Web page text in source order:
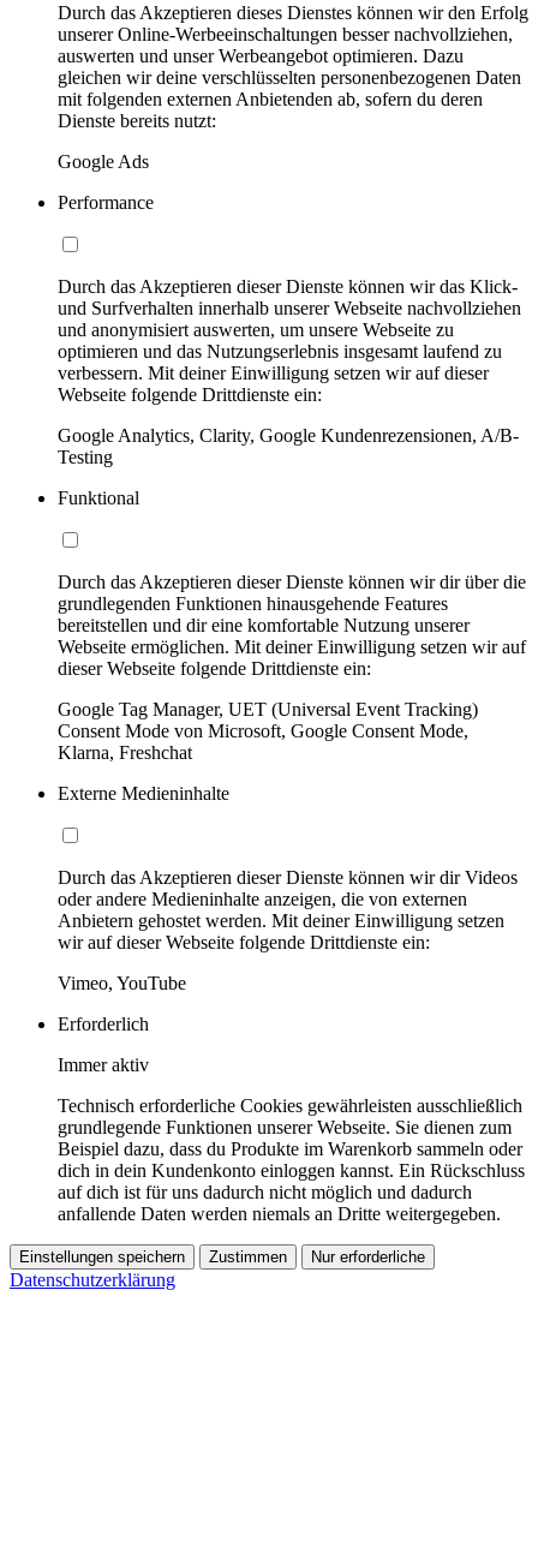
Durch das Akzeptieren dieses Dienstes können wir den Erfolg
unserer Online-Werbeeinschaltungen besser nachvollziehen,
auswerten und unser Werbeangebot optimieren. Dazu
gleichen wir deine verschlüsselten personenbezogenen Daten
mit folgenden externen Anbietenden ab, sofern du deren
Dienste bereits nutzt:
Google Ads
Performance
Durch das Akzeptieren dieser Dienste können wir das Klick-
und Surfverhalten innerhalb unserer Webseite nachvollziehen
und anonymisiert auswerten, um unsere Webseite zu
optimieren und das Nutzungserlebnis insgesamt laufend zu
verbessern. Mit deiner Einwilligung setzen wir auf dieser
Webseite folgende Drittdienste ein:
Google Analytics, Clarity, Google Kundenrezensionen, A/B-
Testing
Funktional
Durch das Akzeptieren dieser Dienste können wir dir über die
grundlegenden Funktionen hinausgehende Features
bereitstellen und dir eine komfortable Nutzung unserer
Webseite ermöglichen. Mit deiner Einwilligung setzen wir auf
dieser Webseite folgende Drittdienste ein:
Google Tag Manager, UET (Universal Event Tracking)
Consent Mode von Microsoft, Google Consent Mode,
Klarna, Freshchat
Externe Medieninhalte
Durch das Akzeptieren dieser Dienste können wir dir Videos
oder andere Medieninhalte anzeigen, die von externen
Anbietern gehostet werden. Mit deiner Einwilligung setzen
wir auf dieser Webseite folgende Drittdienste ein:
Vimeo, YouTube
Erforderlich
Immer aktiv
Technisch erforderliche Cookies gewährleisten ausschließlich
grundlegende Funktionen unserer Webseite. Sie dienen zum
Beispiel dazu, dass du Produkte im Warenkorb sammeln oder
dich in dein Kundenkonto einloggen kannst. Ein Rückschluss
auf dich ist für uns dadurch nicht möglich und dadurch
anfallende Daten werden niemals an Dritte weitergegeben.
Einstellungen speichern Zustimmen Nur erforderliche
Datenschutzerklärung